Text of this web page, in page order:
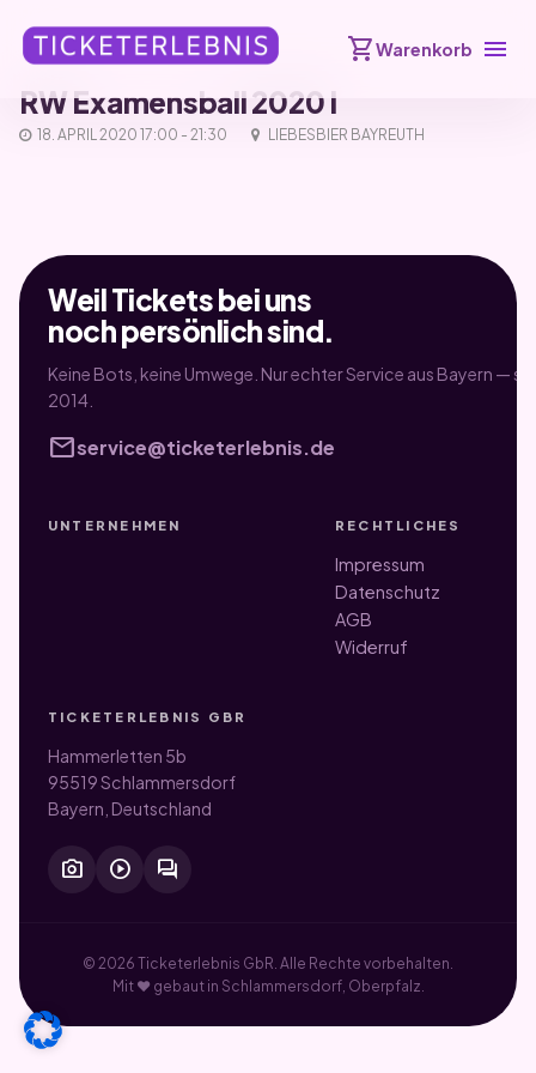
shopping_cartWarenkorb menu
RW Examensball 2020 I
18. APRIL 2020 17:00 - 21:30 LIEBESBIER BAYREUTH
Weil Tickets bei uns
noch persönlich sind.
Keine Bots, keine Umwege. Nur echter Service aus Bayern —
2014.
mailservice@ticketerlebnis.de
UNTERNEHMEN RECHTLICHES
Impressum
Datenschutz
AGB
Widerruf
TICKETERLEBNIS GBR
Hammerletten 5b
95519 Schlammersdorf
Bayern, Deutschland
photo_camera play_circle forum
© 2026 Ticketerlebnis GbR. Alle Rechte vorbehalten.
Mit ♥ gebaut in Schlammersdorf, Oberpfalz.